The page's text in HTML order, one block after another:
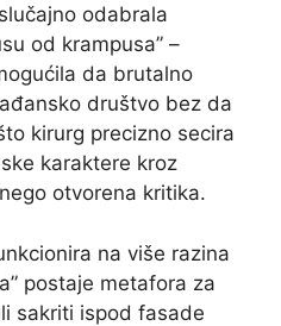
odabrala
od krampusa” –
da brutalno
društvo bez da
kirurg precizno secira
karaktere kroz
otvorena kritika.
na više razina
postaje metafora za
sakriti ispod fasade